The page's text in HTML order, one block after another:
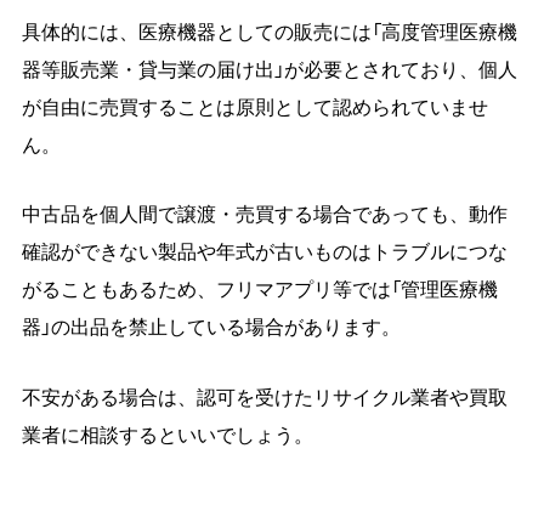
具体的には、医療機器としての販売には「高度管理医療機
器等販売業・貸与業の届け出」が必要とされており、個人
が自由に売買することは原則として認められていませ
ん。
中古品を個人間で譲渡・売買する場合であっても、動作
確認ができない製品や年式が古いものはトラブルにつな
がることもあるため、フリマアプリ等では「管理医療機
器」の出品を禁止している場合があります。
不安がある場合は、認可を受けたリサイクル業者や買取
業者に相談するといいでしょう。